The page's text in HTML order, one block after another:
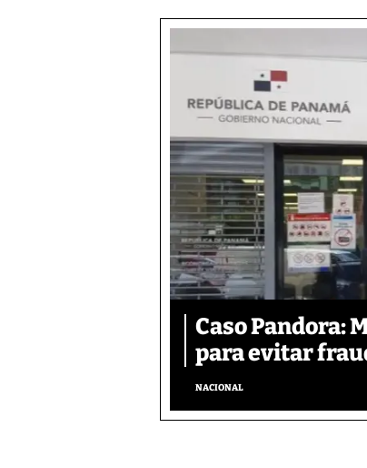
Caso Pandora:
para evitar
NACIONAL